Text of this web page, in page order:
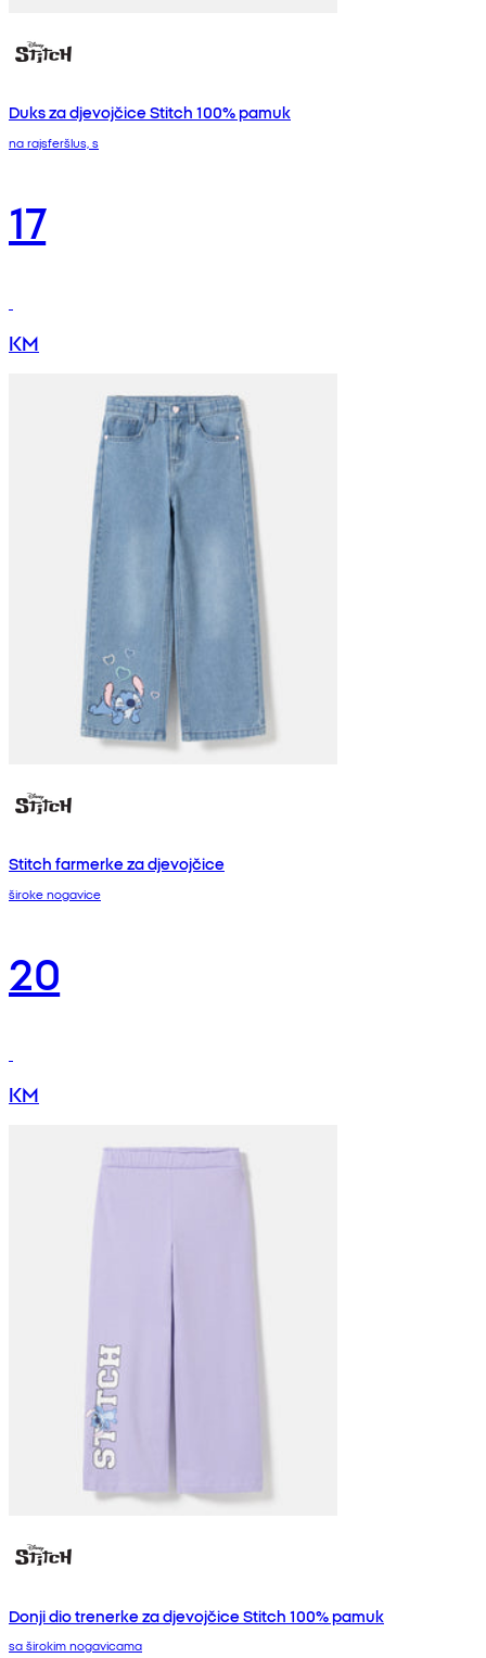
Duks za djevojčice Stitch 100% pamuk
na rajsferšlus, s
17
KM
Stitch farmerke za djevojčice
široke nogavice
20
KM
Donji dio trenerke za djevojčice Stitch 100% pamuk
sa širokim nogavicama